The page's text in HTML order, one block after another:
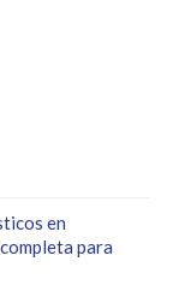
en
para